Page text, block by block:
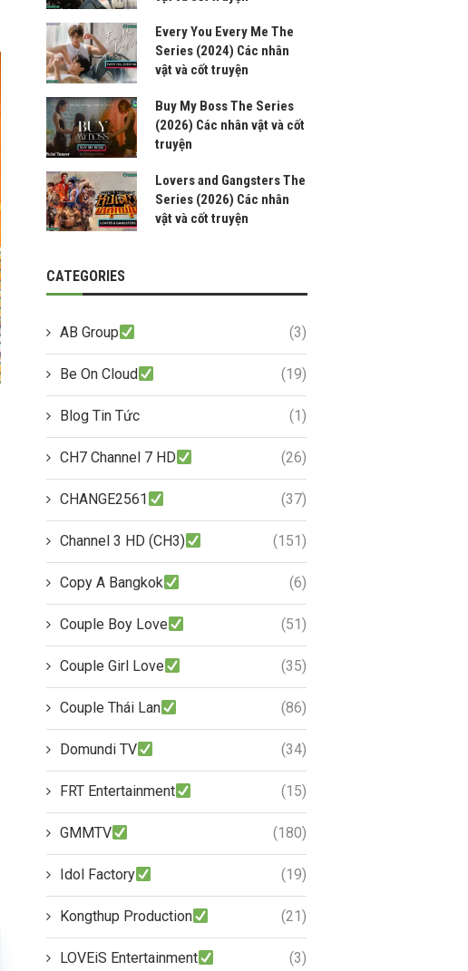
Every You Every Me The
Series (2024) Các nhân
vật và cốt truyện
Buy My Boss The Series
(2026) Các nhân vật và cốt
truyện
Lovers and Gangsters The
Series (2026) Các nhân
vật và cốt truyện
CATEGORIES
AB Group (3)
Be On Cloud (19)
Blog Tin Tức (1)
CH7 Channel 7 HD (26)
CHANGE2561 (37)
Channel 3 HD (CH3) (151)
Copy A Bangkok (6)
Couple Boy Love (51)
Couple Girl Love (35)
Couple Thái Lan (86)
Domundi TV (34)
FRT Entertainment (15)
GMMTV (180)
Idol Factory (19)
Kongthup Production (21)
LOVEiS Entertainment (3)